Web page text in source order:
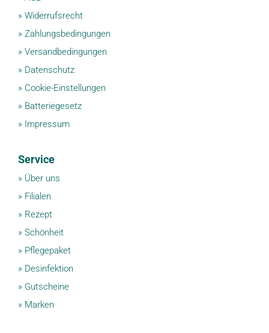
» Widerrufsrecht
» Zahlungsbedingungen
» Versandbedingungen
» Datenschutz
» Cookie-Einstellungen
» Batteriegesetz
» Impressum
Service
» Über uns
» Filialen
» Rezept
» Schönheit
» Pflegepaket
» Desinfektion
» Gutscheine
» Marken